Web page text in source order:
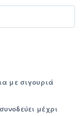
με σιγουριά
μέχρι